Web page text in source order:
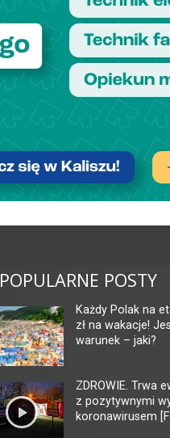
POPULARNE POSTY
Każdy Polak na
zł na wakacje!
warunek – jaki?
ZDROWIE. Trwa
z pozytywnymi
koronawirusem